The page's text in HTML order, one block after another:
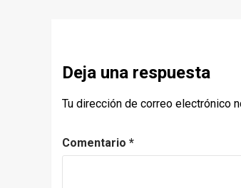
Deja una respuesta
Tu dirección de correo electrónico
Comentario *